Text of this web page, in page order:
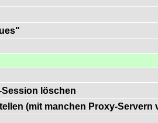
Session löschen
(mit manchen Proxy-Servern